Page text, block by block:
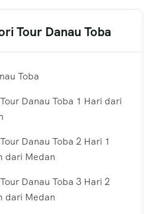
Tour Danau Toba
Toba
Danau Toba 1 Hari dari
Danau Toba 2 Hari 1
dari Medan
Danau Toba 3 Hari 2
dari Medan